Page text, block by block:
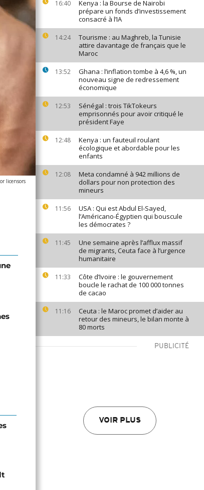
16:40
Kenya : la Bourse de Nairobi
prépare un fonds d’investissement
consacré à l’IA
14:24
Tourisme : au Maghreb, la Tunisie
attire davantage de français que le
Maroc
13:52
Ghana : l’inflation tombe à 4,6 %, un
nouveau signe de redressement
économique
12:53
Sénégal : trois TikTokeurs
emprisonnés pour avoir critiqué le
président Faye
12:48
Kenya : un fauteuil roulant
écologique et abordable pour les
enfants
12:08
Meta condamné à 942 millions de
dollars pour non protection des
mineurs
11:56
USA : Qui est Abdul El-Sayed,
l’Américano-Égyptien qui bouscule
les démocrates ?
11:45
Une semaine après l’afflux massif
de migrants, Ceuta face à l’urgence
humanitaire
11:33
Côte d’Ivoire : le gouvernement
boucle le rachat de 100 000 tonnes
de cacao
11:16
Ceuta : le Maroc promet d’aider au
retour des mineurs, le bilan monte à
80 morts
PUBLICITÉ
VOIR PLUS
licensors